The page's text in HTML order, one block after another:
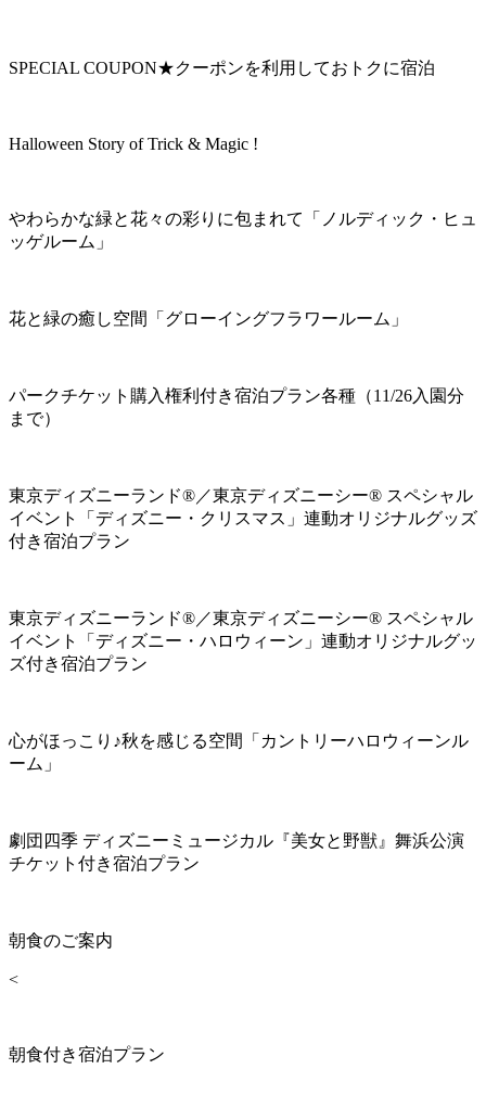
SPECIAL COUPON★クーポンを利用しておトクに宿泊
Halloween Story of Trick & Magic !
やわらかな緑と花々の彩りに包まれて「ノルディック・ヒュ
ッゲルーム」
花と緑の癒し空間「グローイングフラワールーム」
パークチケット購入権利付き宿泊プラン各種（11/26入園分
まで）
東京ディズニーランド®／東京ディズニーシー® スペシャル
イベント「ディズニー・クリスマス」連動オリジナルグッズ
付き宿泊プラン
東京ディズニーランド®／東京ディズニーシー® スペシャル
イベント「ディズニー・ハロウィーン」連動オリジナルグッ
ズ付き宿泊プラン
心がほっこり♪秋を感じる空間「カントリーハロウィーンル
ーム」
劇団四季 ディズニーミュージカル『美女と野獣』舞浜公演
チケット付き宿泊プラン
朝食のご案内
<
朝食付き宿泊プラン